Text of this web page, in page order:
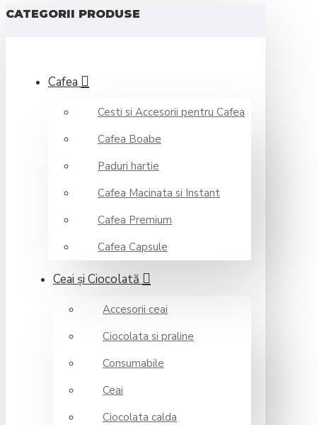
CATEGORII PRODUSE
Cafea
Cesti si Accesorii pentru Cafea
Cafea Boabe
Paduri hartie
Cafea Macinata si Instant
Cafea Premium
Cafea Capsule
Ceai şi Ciocolată
Accesorii ceai
Ciocolata si praline
Consumabile
Ceai
Ciocolata calda